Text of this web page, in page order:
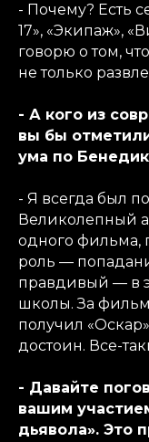
- Почему? Есть
17», «Экипаж»,
говорю о том,
не только
- А кого из
вы бы
ума по
- Я всегда был
Великолепный
одного фильма,
роль —
правдивый — в
школы. За
получил
достоин. Все-
- Давайте
вашим
дьявола». Это